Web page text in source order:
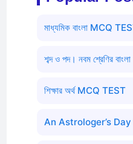
মাধ্যমিক বাংলা MCQ
শব্দ ও পদ। নবম শ্রেণির বাংলা
শিক্ষার অর্থ MCQ TEST
An Astrologer’s